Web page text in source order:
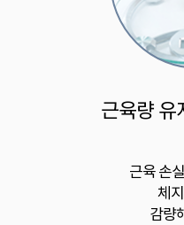
근육량 유
근육 손
체
감량